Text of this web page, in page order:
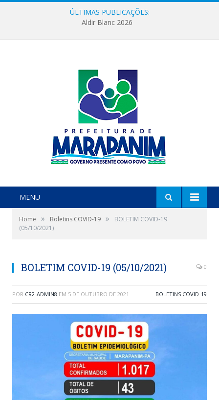
ÚLTIMAS PUBLICAÇÕES:
Aldir Blanc 2026
MENU
Home » Boletins COVID-19 »
BOLETIM COVID-19
(05/10/2021)
BOLETIM COVID-19 (05/10/2021) 0
POR CR2-ADMIN8 EM 5 DE OUTUBRO DE 2021 BOLETINS COVID-19